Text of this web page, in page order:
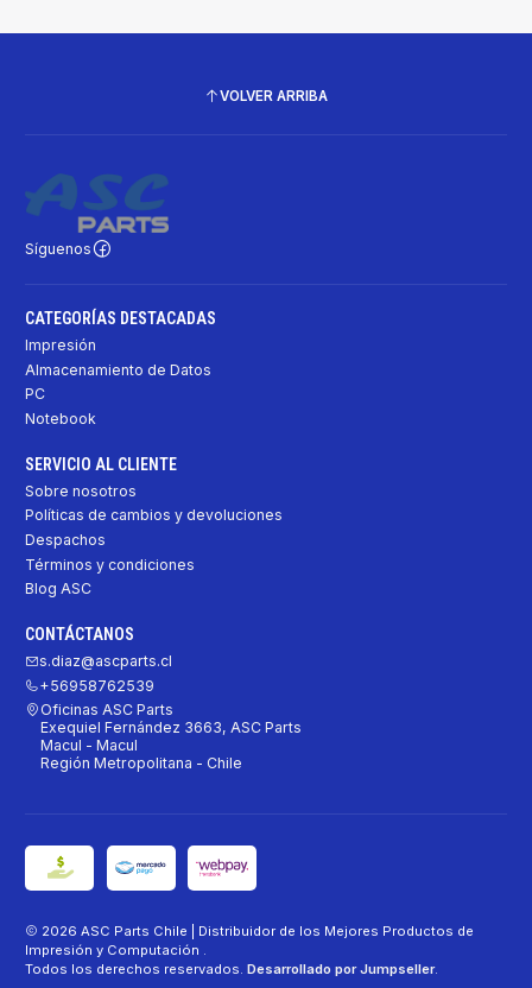
VOLVER ARRIBA
Síguenos
CATEGORÍAS DESTACADAS
Impresión
Almacenamiento de Datos
PC
Notebook
SERVICIO AL CLIENTE
Sobre nosotros
Políticas de cambios y devoluciones
Despachos
Términos y condiciones
Blog ASC
CONTÁCTANOS
s.diaz@ascparts.cl
+56958762539
Oficinas ASC Parts
Exequiel Fernández 3663, ASC Parts
Macul - Macul
Región Metropolitana - Chile
2026 ASC Parts Chile | Distribuidor de los Mejores Productos de
Impresión y Computación .
Todos los derechos reservados. Desarrollado por Jumpseller.